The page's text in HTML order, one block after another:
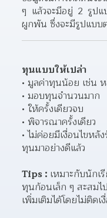
ๆ แล้วจะมีอยู่ 2 รูป
ผูกพัน ซึ่งจะมีรูปแบบ
ทุนแบบให้เปล่า
มูลค่าทุนน้อย เช่น
มอบทุนจำนวนมาก
ให้ครั้งเดียวจบ
พิจารณาครั้งเดียว
ไม่ค่อยมีเงื่อนไขหลั
ทุนมาอย่างดีแล้ว
Tips : เหมาะกับนัก
ทุนก้อนเล็ก ๆ สะสมไ
เพิ่มเติมได้โดยไม่ติดเ